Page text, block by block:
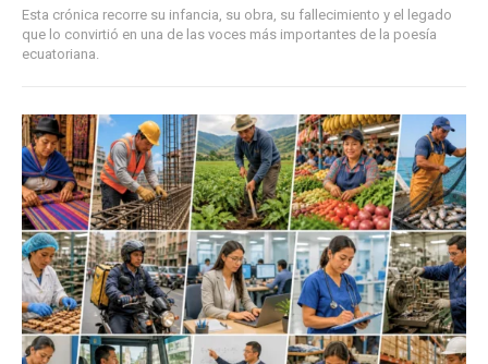
Esta crónica recorre su infancia, su obra, su fallecimiento y el legado
que lo convirtió en una de las voces más importantes de la poesía
ecuatoriana.